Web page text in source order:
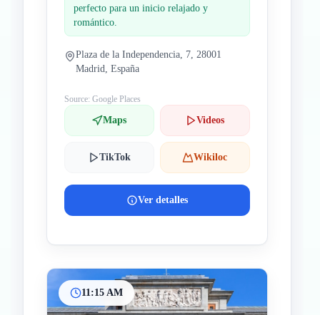
perfecto para un inicio relajado y
romántico.
Plaza de la Independencia, 7, 28001
Madrid, España
Source: Google Places
Maps Videos
TikTok Wikiloc
Ver detalles
11:15 AM